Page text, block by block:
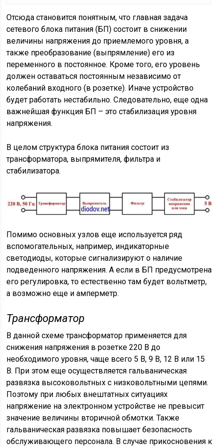
Отсюда становится понятным, что главная задача
сетевого блока питания (БП) состоит в снижении
величины напряжения до приемлемого уровня, а
также преобразование (выпрямление) его из
переменного в постоянное. Кроме того, его уровень
должен оставаться постоянным независимо от
колебаний входного (в розетке). Иначе устройство
будет работать нестабильно. Следовательно, еще одна
важнейшая функция БП – это стабилизация уровня
напряжения.
В целом структура блока питания состоит из
трансформатора, выпрямителя, фильтра и
стабилизатора.
Помимо основных узлов еще используется ряд
вспомогательных, например, индикаторные
светодиоды, которые сигнализируют о наличие
подведенного напряжения. А если в БП предусмотрена
его регулировка, то естественно там будет вольтметр,
а возможно еще и амперметр.
Трансформатор
В данной схеме трансформатор применяется для
снижения напряжения в розетке 220 В до
необходимого уровня, чаще всего 5 В, 9 В, 12 В или 15
В. При этом еще осуществляется гальваническая
развязка высоковольтных с низковольтными цепями.
Поэтому при любых внештатных ситуациях
напряжение на электронном устройстве не превысит
значение величины вторичной обмотки. Также
гальваническая развязка повышает безопасность
обслуживающего персонала. В случае прикосновения к